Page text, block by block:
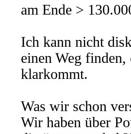
am Ende >
Ich kann nicht
einen Weg finden,
klarkommt.
Was wir schon
Wir haben über